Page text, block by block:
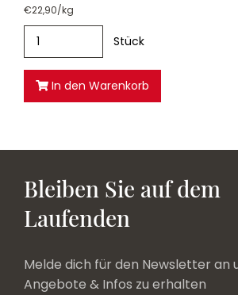
€22,90/kg
Stück
In den Warenkorb
Bleiben Sie auf dem
Laufenden
Melde dich für den Newsletter an
Angebote & Infos zu erhalten